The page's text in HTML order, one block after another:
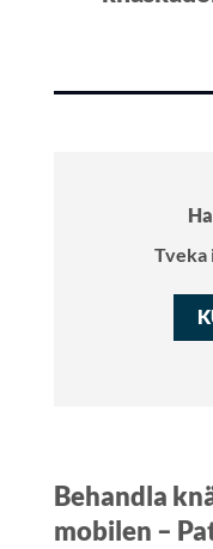
Tveka
Behandla
mobilen –